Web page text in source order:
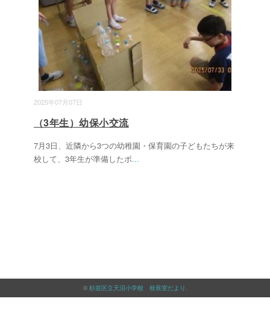
2025年07月07日
（3年生）幼保小交流
7月3日、近隣から3つの幼稚園・保育園の子どもたちが来
校して、3年生が準備したボ...
© 杉並区立天沼小学校 校長室だより .